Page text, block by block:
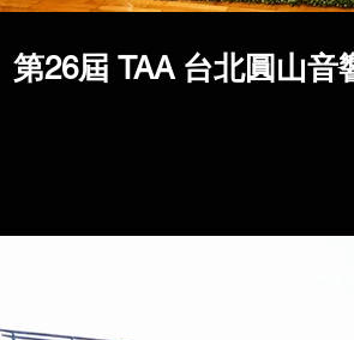
第26屆 TAA 台北圓山音